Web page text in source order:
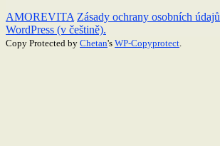
AMOREVITA Zásady ochrany osobních údajů
WordPress (v češtině).
Copy Protected by Chetan's WP-Copyprotect.